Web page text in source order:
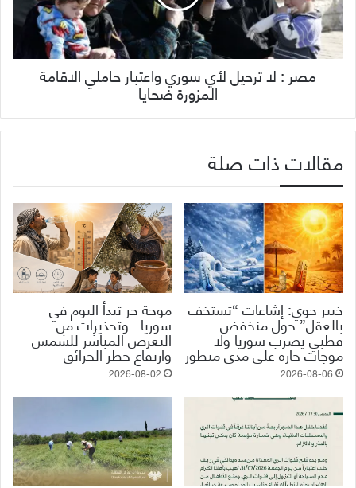
مصر : لا ترحيل لأي سوري واعتبار حاملي الاقامة
المزورة ضحايا
مقالات ذات صلة
خبير جوي: إشاعات “تستخف
بالعقل” حول منخفض
قطبي يضرب سوريا ولا
موجات حارة على مدى منظور
2026-08-06
موجة حر تبدأ اليوم في
سوريا.. وتحذيرات من
التعرض المباشر للشمس
وارتفاع خطر الحرائق
2026-08-02